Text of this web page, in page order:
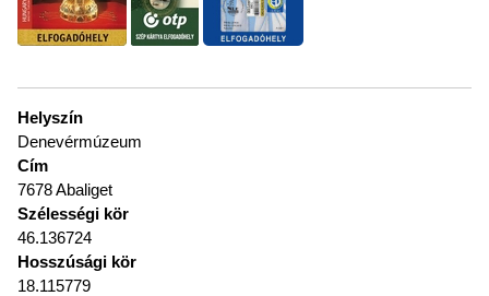
Helyszín
Denevérmúzeum
Cím
7678 Abaliget
Szélességi kör
46.136724
Hosszúsági kör
18.115779